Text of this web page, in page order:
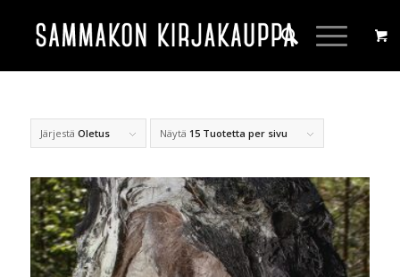
Järjestä Oletus Näytä 15 Tuotetta per sivu